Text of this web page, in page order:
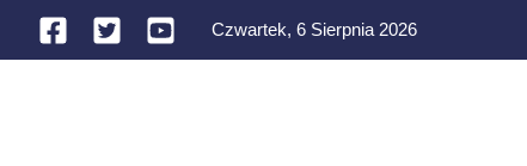
Czwartek, 6 Sierpnia 2026